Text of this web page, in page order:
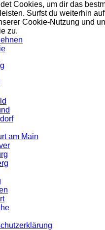
am Main
Cookies, um dir das
Surfst du weiterhin
Cookie-Nutzung und
zu.